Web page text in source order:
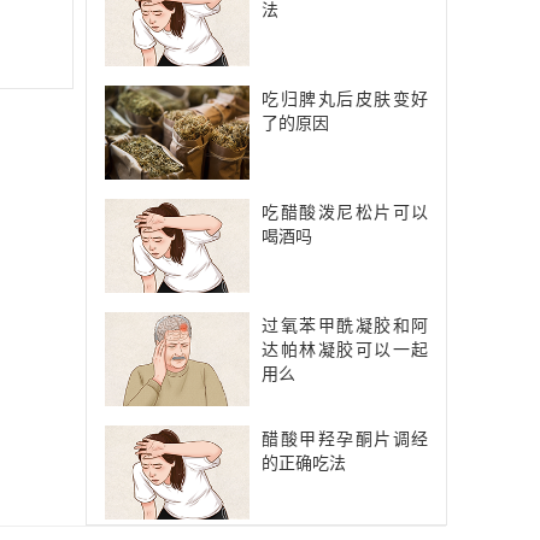
法
吃归脾丸后皮肤变好
了的原因
吃醋酸泼尼松片可以
喝酒吗
过氧苯甲酰凝胶和阿
达帕林凝胶可以一起
用么
醋酸甲羟孕酮片调经
的正确吃法